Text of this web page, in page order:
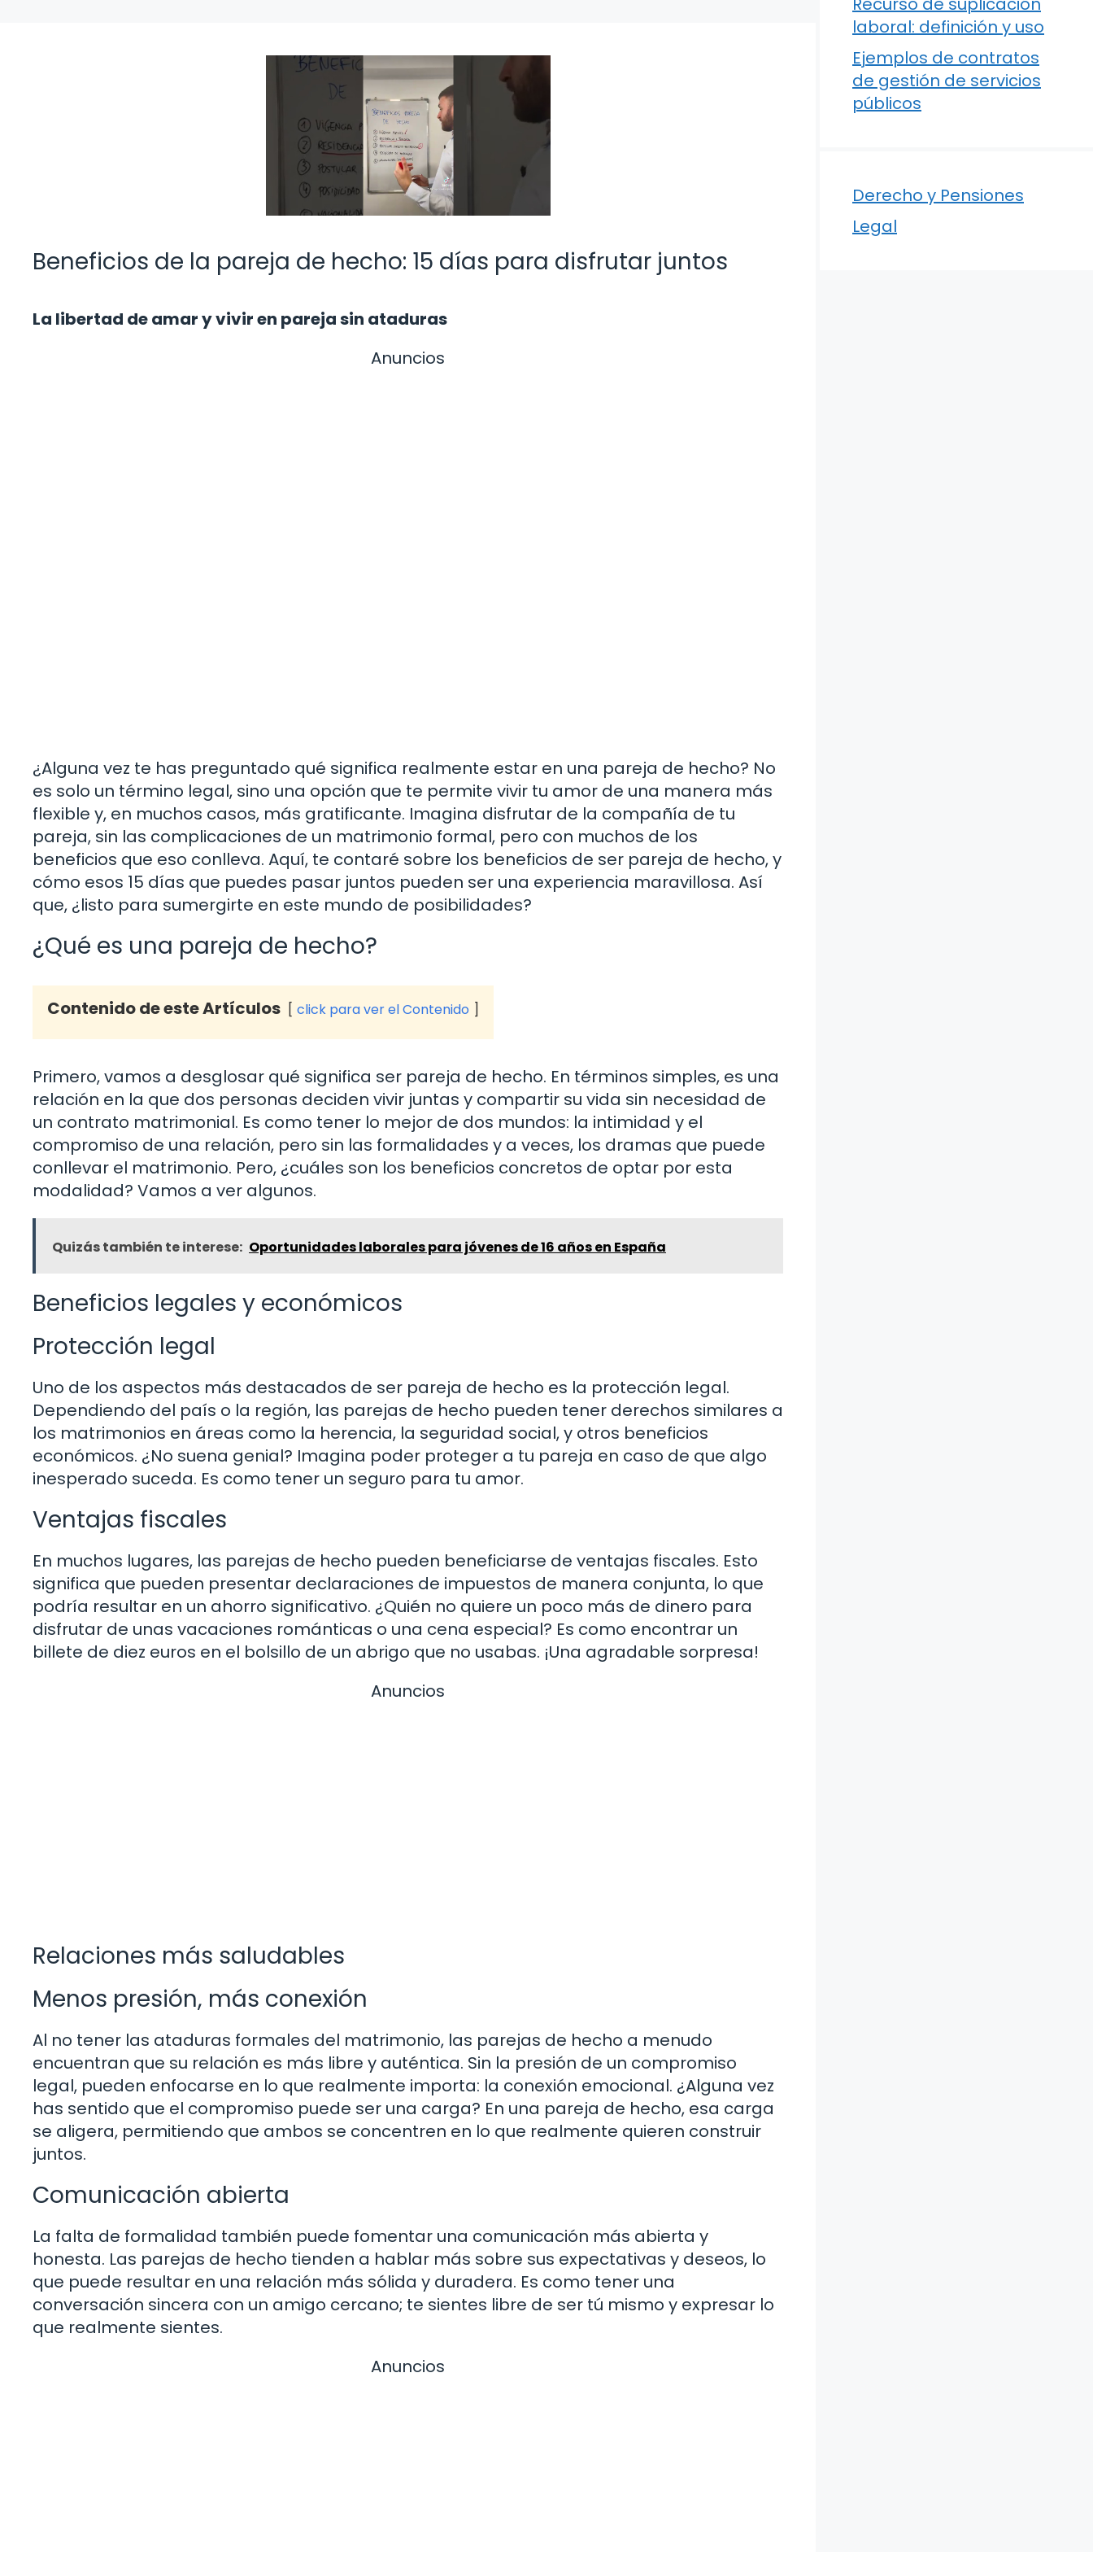
Beneficios de la pareja de hecho: 15 días para disfrutar juntos
La libertad de amar y vivir en pareja sin ataduras
Anuncios
¿Alguna vez te has preguntado qué significa realmente estar en una pareja de hecho? No
es solo un término legal, sino una opción que te permite vivir tu amor de una manera más
flexible y, en muchos casos, más gratificante. Imagina disfrutar de la compañía de tu
pareja, sin las complicaciones de un matrimonio formal, pero con muchos de los
beneficios que eso conlleva. Aquí, te contaré sobre los beneficios de ser pareja de hecho, y
cómo esos 15 días que puedes pasar juntos pueden ser una experiencia maravillosa. Así
que, ¿listo para sumergirte en este mundo de posibilidades?
¿Qué es una pareja de hecho?
Contenido de este Artículos click para ver el Contenido
Primero, vamos a desglosar qué significa ser pareja de hecho. En términos simples, es una
relación en la que dos personas deciden vivir juntas y compartir su vida sin necesidad de
un contrato matrimonial. Es como tener lo mejor de dos mundos: la intimidad y el
compromiso de una relación, pero sin las formalidades y a veces, los dramas que puede
conllevar el matrimonio. Pero, ¿cuáles son los beneficios concretos de optar por esta
modalidad? Vamos a ver algunos.
Quizás también te interese: Oportunidades laborales para jóvenes de 16 años en España
Beneficios legales y económicos
Protección legal
Uno de los aspectos más destacados de ser pareja de hecho es la protección legal.
Dependiendo del país o la región, las parejas de hecho pueden tener derechos similares a
los matrimonios en áreas como la herencia, la seguridad social, y otros beneficios
económicos. ¿No suena genial? Imagina poder proteger a tu pareja en caso de que algo
inesperado suceda. Es como tener un seguro para tu amor.
Ventajas fiscales
En muchos lugares, las parejas de hecho pueden beneficiarse de ventajas fiscales. Esto
significa que pueden presentar declaraciones de impuestos de manera conjunta, lo que
podría resultar en un ahorro significativo. ¿Quién no quiere un poco más de dinero para
disfrutar de unas vacaciones románticas o una cena especial? Es como encontrar un
billete de diez euros en el bolsillo de un abrigo que no usabas. ¡Una agradable sorpresa!
Anuncios
Relaciones más saludables
Menos presión, más conexión
Al no tener las ataduras formales del matrimonio, las parejas de hecho a menudo
encuentran que su relación es más libre y auténtica. Sin la presión de un compromiso
legal, pueden enfocarse en lo que realmente importa: la conexión emocional. ¿Alguna vez
has sentido que el compromiso puede ser una carga? En una pareja de hecho, esa carga
se aligera, permitiendo que ambos se concentren en lo que realmente quieren construir
juntos.
Comunicación abierta
La falta de formalidad también puede fomentar una comunicación más abierta y
honesta. Las parejas de hecho tienden a hablar más sobre sus expectativas y deseos, lo
que puede resultar en una relación más sólida y duradera. Es como tener una
conversación sincera con un amigo cercano; te sientes libre de ser tú mismo y expresar lo
que realmente sientes.
Anuncios
laboral: definición y uso
Ejemplos de contratos
de gestión de servicios
públicos
Derecho y Pensiones
Legal